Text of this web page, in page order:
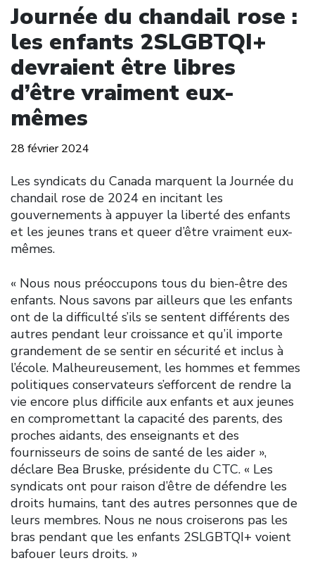
Journée du chandail rose :
les enfants 2SLGBTQI+
devraient être libres
d’être vraiment eux-
mêmes
28 février 2024
Les syndicats du Canada marquent la Journée du
chandail rose de 2024 en incitant les
gouvernements à appuyer la liberté des enfants
et les jeunes trans et queer d’être vraiment eux-
mêmes.
« Nous nous préoccupons tous du bien-être des
enfants. Nous savons par ailleurs que les enfants
ont de la difficulté s’ils se sentent différents des
autres pendant leur croissance et qu’il importe
grandement de se sentir en sécurité et inclus à
l’école. Malheureusement, les hommes et femmes
politiques conservateurs s’efforcent de rendre la
vie encore plus difficile aux enfants et aux jeunes
en compromettant la capacité des parents, des
proches aidants, des enseignants et des
fournisseurs de soins de santé de les aider »,
déclare Bea Bruske, présidente du CTC. « Les
syndicats ont pour raison d’être de défendre les
droits humains, tant des autres personnes que de
leurs membres. Nous ne nous croiserons pas les
bras pendant que les enfants 2SLGBTQI+ voient
bafouer leurs droits. »